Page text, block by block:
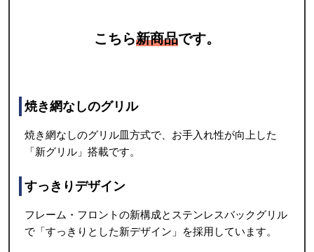
こちら新商品です。
焼き網なしのグリル
焼き網なしのグリル皿方式で、お手入れ性が向上した
「新グリル」搭載です。
すっきりデザイン
フレーム・フロントの新構成とステンレスバックグリル
で「すっきりとした新デザイン」を採用しています。